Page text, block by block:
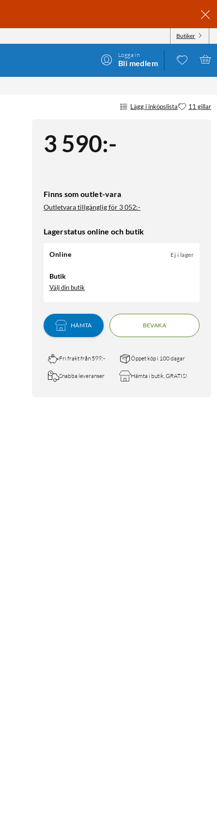
Butiker
Logga in
Bli medlem
Lägg i inköpslista 11 gillar
3 590:-
Finns som outlet-vara
Outletvara tillgänglig för 3 052:-
Lagerstatus online och butik
Online Ej i lager
Butik
Välj din butik
HÄMTA BEVAKA
Fri frakt från 599:- Öppet köp i 100 dagar
Snabba leveranser Hämta i butik, GRATIS!